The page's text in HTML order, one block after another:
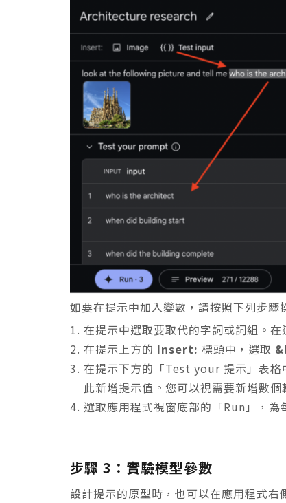
如要在提示中加入變數，請按照下列步驟
在提示中選取要取代的字詞或詞組。在
在提示上方的 Insert: 標頭中，選取
在提示下方的「Test your 提示」表
此新增提示值。您可以視需要新增數個
選取應用程式視窗底部的「Run」，為
步驟 3：實驗模型參數
設計提示的原型時，也可以在應用程式右